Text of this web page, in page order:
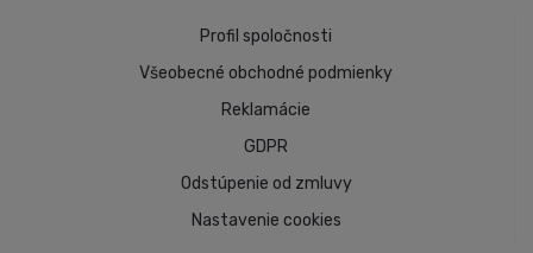
Profil spoločnosti
Všeobecné obchodné podmienky
Reklamácie
GDPR
Odstúpenie od zmluvy
Nastavenie cookies